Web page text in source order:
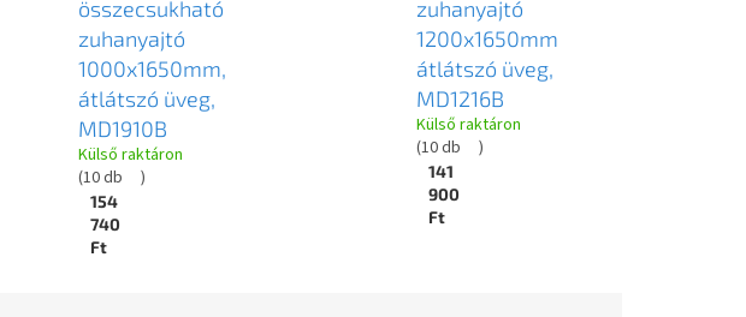
összecsukható
zuhanyajtó
1000x1650mm,
átlátszó üveg,
MD1910B
Külső raktáron
(10 db )
154
740
Ft
zuhanyajtó
1200x1650mm
átlátszó üveg,
MD1216B
Külső raktáron
(10 db )
141
900
Ft